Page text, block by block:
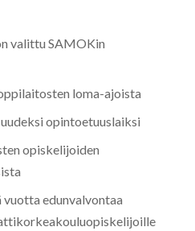
valittu SAMOKin
loma-ajoista
opintoetuuslaiksi
opiskelijoiden
edunvalvontaa